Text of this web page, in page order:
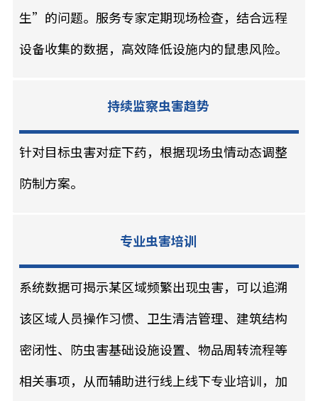
生”的问题。服务专家定期现场检查，结合远程
设备收集的数据，高效降低设施内的鼠患风险。
持续监察虫害趋势
针对目标虫害对症下药，根据现场虫情动态调整
防制方案。
专业虫害培训
系统数据可揭示某区域频繁出现虫害，可以追溯
该区域人员操作习惯、卫生清洁管理、建筑结构
密闭性、防虫害基础设施设置、物品周转流程等
相关事项，从而辅助进行线上线下专业培训，加